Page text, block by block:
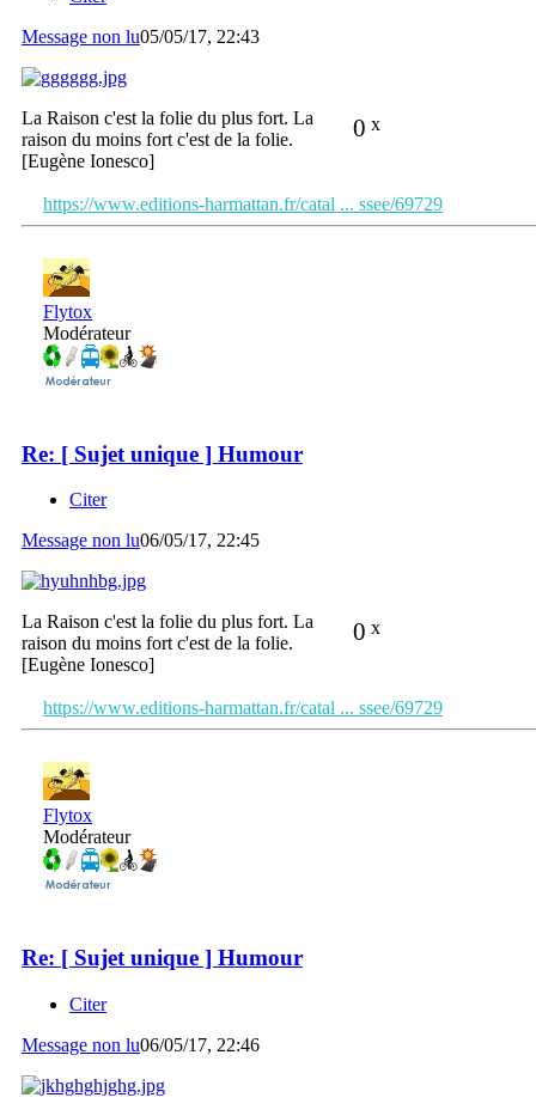
Message non lu05/05/17, 22:43
0 x
La Raison c'est la folie du plus fort. La
raison du moins fort c'est de la folie.
[Eugène Ionesco]
https://www.editions-harmattan.fr/catal ... ssee/69729
Flytox
Modérateur
Re: [ Sujet unique ] Humour
Citer
Message non lu06/05/17, 22:45
0 x
La Raison c'est la folie du plus fort. La
raison du moins fort c'est de la folie.
[Eugène Ionesco]
https://www.editions-harmattan.fr/catal ... ssee/69729
Flytox
Modérateur
Re: [ Sujet unique ] Humour
Citer
Message non lu06/05/17, 22:46